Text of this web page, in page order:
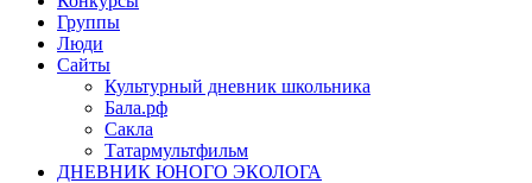
Группы
Люди
Сайты
Культурный дневник школьника
Бала.рф
Сакла
Татармультфильм
ДНЕВНИК ЮНОГО ЭКОЛОГА